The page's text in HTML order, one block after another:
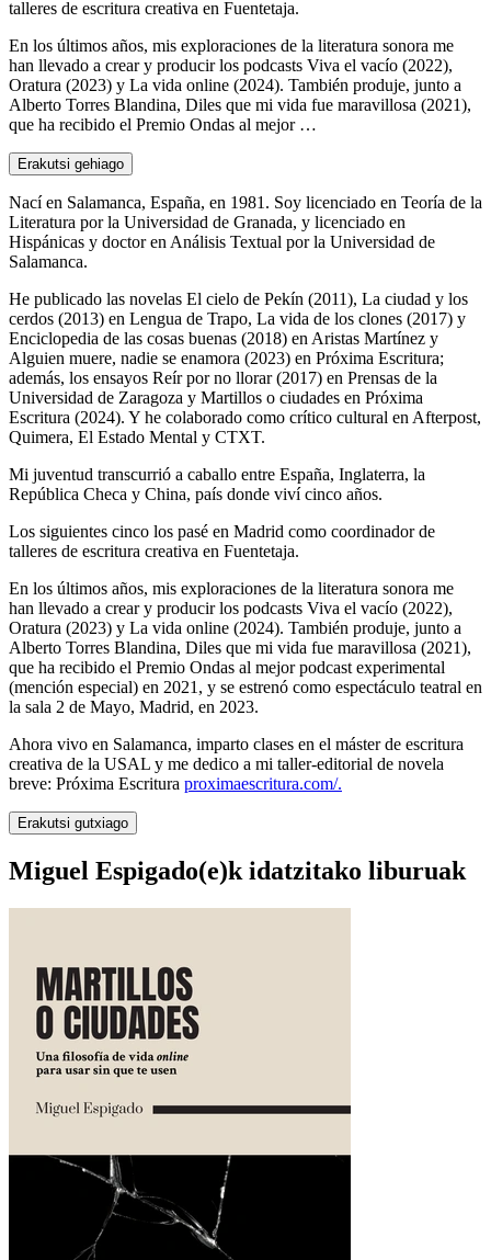
talleres de escritura creativa en Fuentetaja.
En los últimos años, mis exploraciones de la literatura sonora me
han llevado a crear y producir los podcasts Viva el vacío (2022),
Oratura (2023) y La vida online (2024). También produje, junto a
Alberto Torres Blandina, Diles que mi vida fue maravillosa (2021),
que ha recibido el Premio Ondas al mejor …
Erakutsi gehiago
Nací en Salamanca, España, en 1981. Soy licenciado en Teoría de la
Literatura por la Universidad de Granada, y licenciado en
Hispánicas y doctor en Análisis Textual por la Universidad de
Salamanca.
He publicado las novelas El cielo de Pekín (2011), La ciudad y los
cerdos (2013) en Lengua de Trapo, La vida de los clones (2017) y
Enciclopedia de las cosas buenas (2018) en Aristas Martínez y
Alguien muere, nadie se enamora (2023) en Próxima Escritura;
además, los ensayos Reír por no llorar (2017) en Prensas de la
Universidad de Zaragoza y Martillos o ciudades en Próxima
Escritura (2024). Y he colaborado como crítico cultural en Afterpost,
Quimera, El Estado Mental y CTXT.
Mi juventud transcurrió a caballo entre España, Inglaterra, la
República Checa y China, país donde viví cinco años.
Los siguientes cinco los pasé en Madrid como coordinador de
talleres de escritura creativa en Fuentetaja.
En los últimos años, mis exploraciones de la literatura sonora me
han llevado a crear y producir los podcasts Viva el vacío (2022),
Oratura (2023) y La vida online (2024). También produje, junto a
Alberto Torres Blandina, Diles que mi vida fue maravillosa (2021),
que ha recibido el Premio Ondas al mejor podcast experimental
(mención especial) en 2021, y se estrenó como espectáculo teatral en
la sala 2 de Mayo, Madrid, en 2023.
Ahora vivo en Salamanca, imparto clases en el máster de escritura
creativa de la USAL y me dedico a mi taller-editorial de novela
breve: Próxima Escritura proximaescritura.com/.
Erakutsi gutxiago
Miguel Espigado(e)k idatzitako liburuak